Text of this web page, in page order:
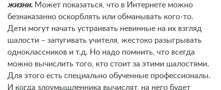
жизни. Может показаться, что в Интернете можно
безнаказанно оскорблять или обманывать кого-то.
Дети могут начать устраивать невинные на их взгляд
шалости – запугивать учителя, жестоко разыгрывать
одноклассников и т.д. Но надо помнить, что всегда
можно вычислить того, кто стоит за этими шалостями.
Для этого есть специально обученные профессионалы.
И когда злоумышленника вычислят, на него будет